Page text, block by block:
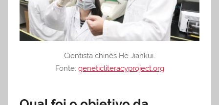
Cientista chinês He Jiankui.
Fonte: geneticliteracyproject.org